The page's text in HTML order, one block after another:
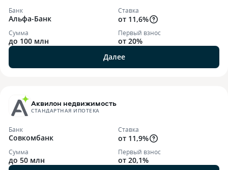
Банк
Альфа-Банк
Ставка
от 11,6%
Сумма
до 100 млн
Первый взнос
от 20%
Далее
Аквилон недвижимость
СТАНДАРТНАЯ ИПОТЕКА
Банк
Совкомбанк
Ставка
от 11,9%
Сумма
до 50 млн
Первый взнос
от 20,1%